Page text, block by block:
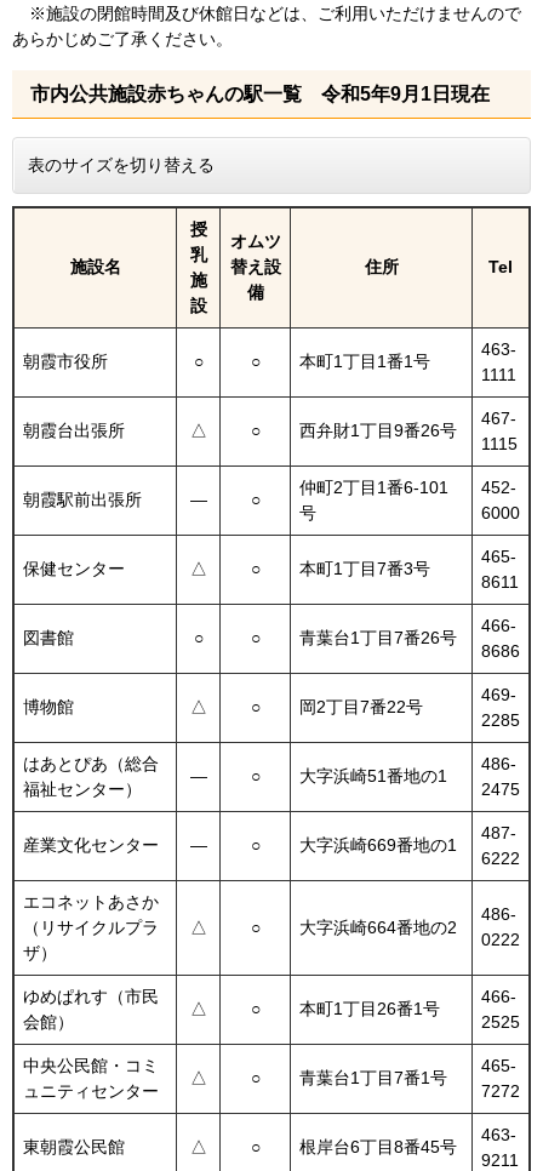
※施設の閉館時間及び休館日などは、ご利用いただけませんので
あらかじめご了承ください。
市内公共施設赤ちゃんの駅一覧 令和5年9月1日現在
表のサイズを切り替える
施設名
授
乳
施
設
オムツ
替え設
備
住所 Tel
朝霞市役所 ○ ○ 本町1丁目1番1号
463-
1111
朝霞台出張所 △ ○ 西弁財1丁目9番26号
467-
1115
朝霞駅前出張所 ― ○
仲町2丁目1番6-101
号
452-
6000
保健センター △ ○ 本町1丁目7番3号
465-
8611
図書館 ○ ○ 青葉台1丁目7番26号
466-
8686
博物館 △ ○ 岡2丁目7番22号
469-
2285
はあとぴあ（総合
福祉センター）
― ○ 大字浜崎51番地の1
486-
2475
産業文化センター ― ○ 大字浜崎669番地の1
487-
6222
エコネットあさか
（リサイクルプラ
ザ）
△ ○ 大字浜崎664番地の2
486-
0222
ゆめぱれす（市民
会館）
△ ○ 本町1丁目26番1号
466-
2525
中央公民館・コミ
ュニティセンター
△ ○ 青葉台1丁目7番1号
465-
7272
東朝霞公民館 △ ○ 根岸台6丁目8番45号
463-
9211